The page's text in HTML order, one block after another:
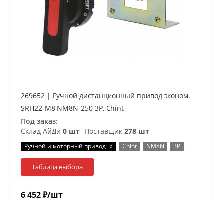
269652 | Ручной дистанционный привод эконом.
SRH22-M8 NM8N-250 3P, Chint
Под заказ:
Склад АйДи 0 шт Поставщик 278 шт
Ручной и моторный привод x Chint NM8N 3P
Таблица выбора
6 452₽/шт